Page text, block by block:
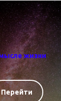
жизни
Перейти